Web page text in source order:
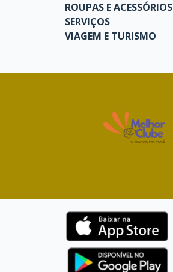
ROUPAS E ACESSÓRIOS
SERVIÇOS
VIAGEM E TURISMO